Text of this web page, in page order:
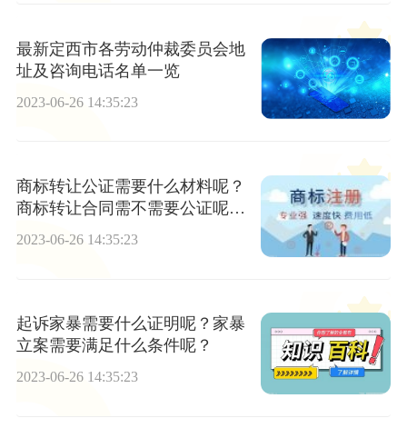
最新定西市各劳动仲裁委员会地
址及咨询电话名单一览
2023-06-26 14:35:23
商标转让公证需要什么材料呢？
商标转让合同需不需要公证呢？-
世界今日讯
2023-06-26 14:35:23
起诉家暴需要什么证明呢？家暴
立案需要满足什么条件呢？
2023-06-26 14:35:23